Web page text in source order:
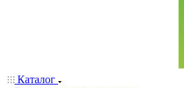
Каталог